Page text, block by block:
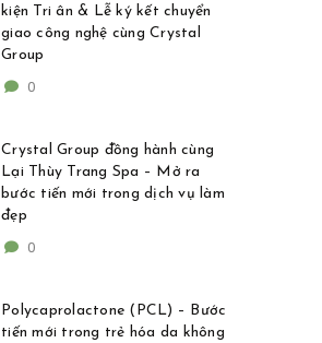
kiện Tri ân & Lễ ký kết chuyển
giao công nghệ cùng Crystal
Group
0
Crystal Group đồng hành cùng
Lại Thùy Trang Spa – Mở ra
bước tiến mới trong dịch vụ làm
đẹp
0
Polycaprolactone (PCL) – Bước
tiến mới trong trẻ hóa da không